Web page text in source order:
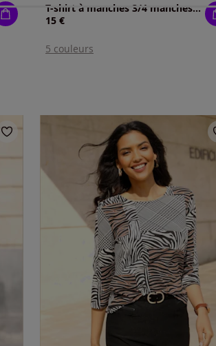
T-shirt à manches 3/4 manches 3/4 mode
15 €
5 couleurs